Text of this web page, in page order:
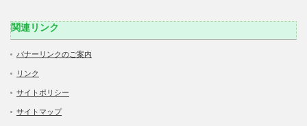
関連リンク
バナーリンクのご案内
リンク
サイトポリシー
サイトマップ